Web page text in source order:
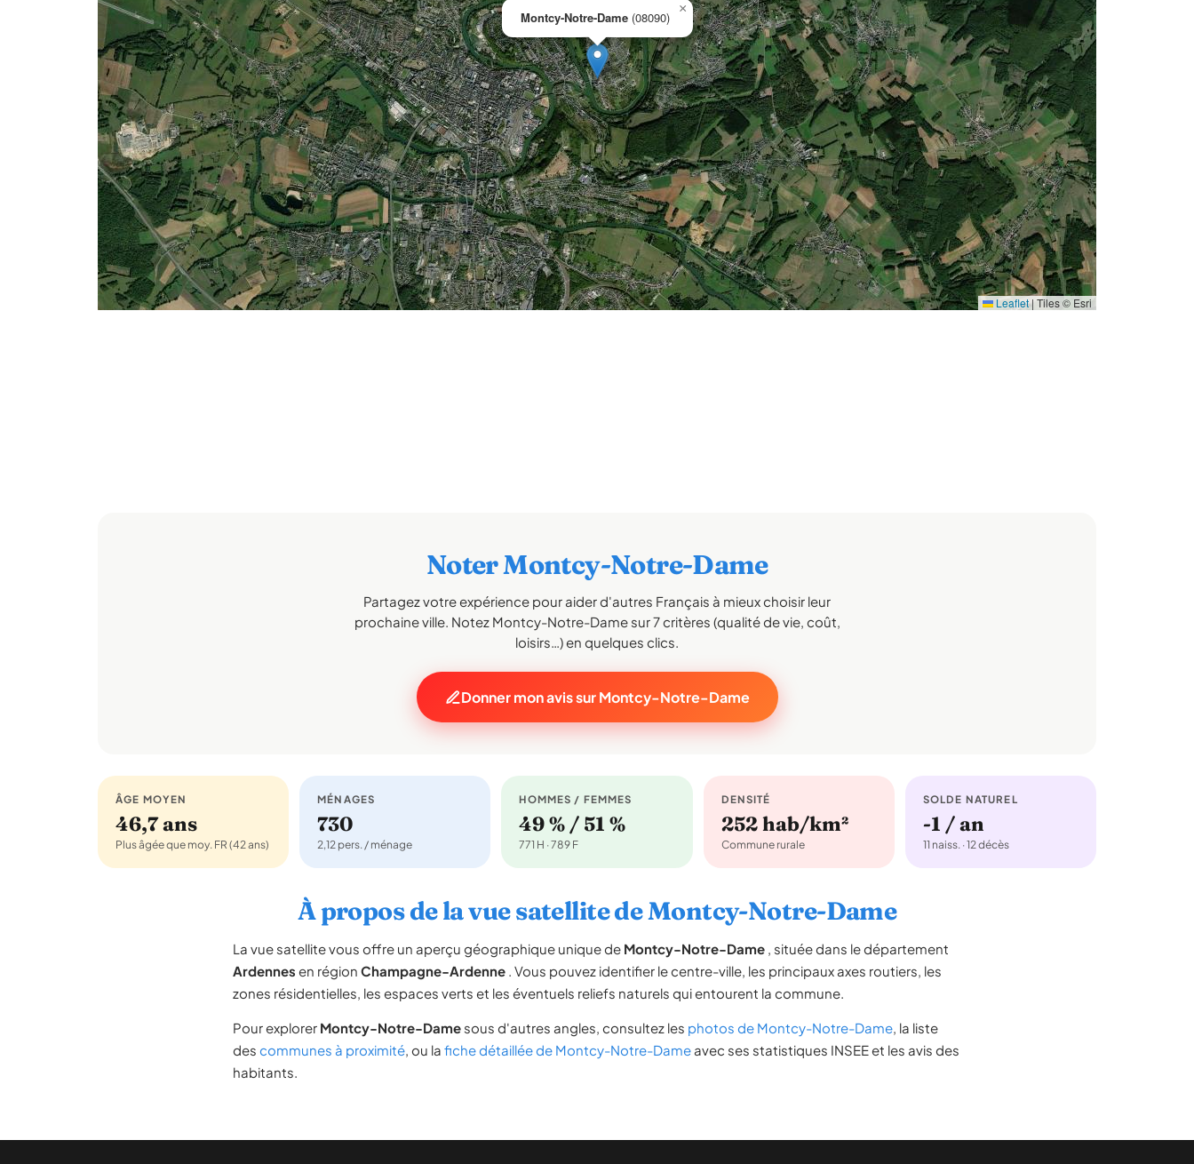
Montcy-Notre-Dame (08090)
×
Leaflet| Tiles © Esri
Noter Montcy-Notre-Dame
Partagez votre expérience pour aider d'autres Français à mieux choisir leur
prochaine ville. Notez Montcy-Notre-Dame sur 7 critères (qualité de vie, coût,
loisirs…) en quelques clics.
Donner mon avis sur Montcy-Notre-Dame
ÂGE MOYEN
46,7 ans
Plus âgée que moy. FR (42 ans)
MÉNAGES
730
2,12 pers. / ménage
HOMMES / FEMMES
49 % / 51 %
771 H · 789 F
DENSITÉ
252 hab/km²
Commune rurale
SOLDE NATUREL
-1 / an
11 naiss. · 12 décès
À propos de la vue satellite de Montcy-Notre-Dame
La vue satellite vous offre un aperçu géographique unique de Montcy-Notre-Dame , située dans le département
Ardennes en région Champagne-Ardenne . Vous pouvez identifier le centre-ville, les principaux axes routiers, les
zones résidentielles, les espaces verts et les éventuels reliefs naturels qui entourent la commune.
Pour explorer Montcy-Notre-Dame sous d'autres angles, consultez les photos de Montcy-Notre-Dame, la liste
des communes à proximité, ou la fiche détaillée de Montcy-Notre-Dame avec ses statistiques INSEE et les avis des
habitants.